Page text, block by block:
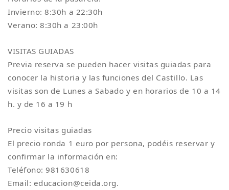
Invierno: 8:30h a 22:30h
Verano: 8:30h a 23:00h
VISITAS GUIADAS
Previa reserva se pueden hacer visitas guiadas para
conocer la historia y las funciones del Castillo. Las
visitas son de Lunes a Sabado y en horarios de 10 a 14
h. y de 16 a 19 h
Precio visitas guiadas
El precio ronda 1 euro por persona, podéis reservar y
confirmar la información en:
Teléfono: 981630618
Email: educacion@ceida.org.